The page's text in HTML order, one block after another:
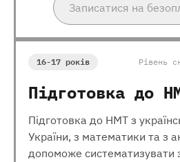
Записатися на
16-17 років Рівень
Підготовка до
Підготовка до НМТ з
України, з математики та з
допоможе систематизувати